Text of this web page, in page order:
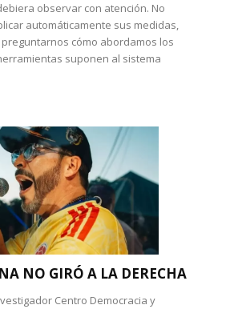
observar con atención. No
automáticamente sus medidas,
cómo abordamos los
suponen al sistema
NO GIRÓ A LA DERECHA
Centro Democracia y